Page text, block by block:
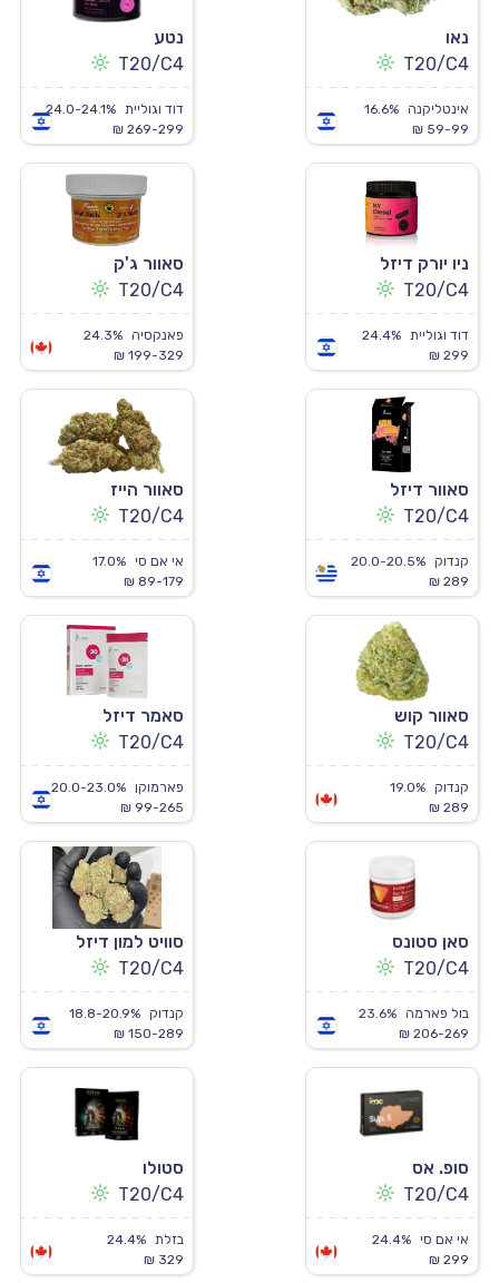
נאו
T20/C4
אינטליקנה
16.6%
59-99 ₪
נטע
T20/C4
דוד וגוליית 24.0-24.1%
269-299 ₪
ניו יורק דיזל
T20/C4
דוד וגוליית 24.4%
299 ₪
סאוור ג'ק
T20/C4
פאנקסיה
24.3%
199-329 ₪
סאוור דיזל
T20/C4
קנדוק
20.0-20.5%
289 ₪
סאוור הייז
T20/C4
אי אם סי
17.0%
89-179 ₪
סאוור קוש
T20/C4
קנדוק
19.0%
289 ₪
סאמר דיזל
T20/C4
פארמוקן
20.0-23.0%
99-265 ₪
סאן סטונס
T20/C4
בול פארמה
23.6%
206-269 ₪
סוויט למון דיזל
T20/C4
קנדוק
18.8-20.9%
150-289 ₪
סופ. אס
T20/C4
אי אם סי
24.4%
299 ₪
סטולו
T20/C4
בזלת 24.4%
329 ₪